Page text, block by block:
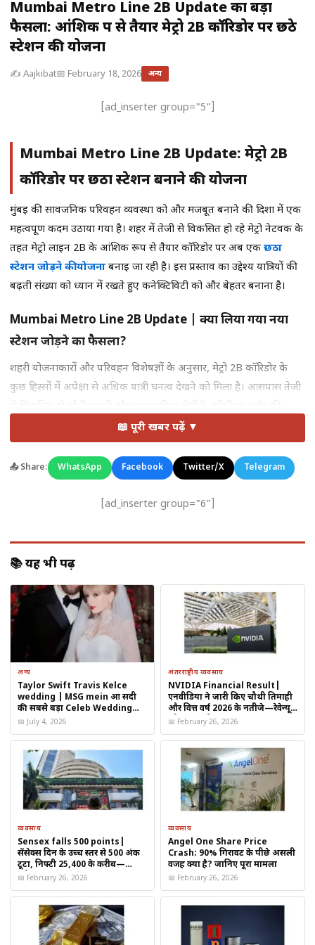
Mumbai Metro Line 2B Update का बड़ा
फैसला: आंशिक रूप से तैयार मेट्रो 2B कॉरिडोर पर छठे
स्टेशन की योजना
✍️ Aajkibat📅 February 18, 2026 अन्य
[ad_inserter group="5"]
Mumbai Metro Line 2B Update: मेट्रो 2B
कॉरिडोर पर छठा स्टेशन बनाने की योजना
मुंबई की सार्वजनिक परिवहन व्यवस्था को और मजबूत बनाने की दिशा में एक
महत्वपूर्ण कदम उठाया गया है। शहर में तेजी से विकसित हो रहे मेट्रो नेटवर्क के
तहत मेट्रो लाइन 2B के आंशिक रूप से तैयार कॉरिडोर पर अब एक छठा
स्टेशन जोड़ने की योजना बनाई जा रही है। इस प्रस्ताव का उद्देश्य यात्रियों की
बढ़ती संख्या को ध्यान में रखते हुए कनेक्टिविटी को और बेहतर बनाना है।
Mumbai Metro Line 2B Update | क्यों लिया गया नया
स्टेशन जोड़ने का फैसला?
शहरी योजनाकारों और परिवहन विशेषज्ञों के अनुसार, मेट्रो 2B कॉरिडोर के
कुछ हिस्सों में अपेक्षा से अधिक यात्री घनत्व देखने को मिला है। आसपास तेजी
नए स्टेशन से:
अंतिम माइल कनेक्टिविटी बेहतर होगी
आसपास के इलाकों में रियल एस्टेट और व्यावसायिक गतिविधियों
को बढ़ावा मिलेगा
आंशिक रूप से तैयार हिस्से पर होगा निर्माण
सूत्रों के अनुसार, प्रस्तावित स्टेशन उस सेक्शन में बनाया जाएगा जहां सिविल
संरचना पहले से तैयार है या निर्माण अंतिम चरण में है। इससे परियोजना की
लागत और समय दोनों को नियंत्रित रखा जा सकेगा।
यानी यह पूरी तरह नया निर्माण नहीं, बल्कि मौजूदा इंफ्रास्ट्रक्चर का स्मार्ट
विस्तार होगा।
📖 पूरी खबर पढ़ें ▼
📤 Share: WhatsApp Facebook Twitter/X Telegram
[ad_inserter group="6"]
📚 यह भी पढ़ें
अन्य
Taylor Swift Travis Kelce
wedding | MSG mein हुआ सदी
की सबसे बड़ा Celeb Wedding
2026
📅 July 4, 2026
अंतरराष्ट्रीय व्यवसाय
NVIDIA Financial Result|
एनवीडिया ने जारी किए चौथी तिमाही
और वित्त वर्ष 2026 के नतीजे—रेवेन्यू
और AI कारोबार पर बाजार की नजर
📅 February 26, 2026
व्यवसाय
Sensex falls 500 points|
सेंसेक्स दिन के उच्च स्तर से 500 अंक
टूटा, निफ्टी 25,400 के करीब—
ग्लोबल संकेतों से बाजार पर दबाव
📅 February 26, 2026
व्यवसाय
Angel One Share Price
Crash: 90% गिरावट के पीछे असली
वजह क्या है? जानिए पूरा मामला
📅 February 26, 2026